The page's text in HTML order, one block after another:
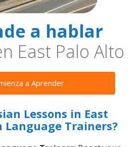
a hablar
East Palo Alto
a Aprender
Lessons in East
Language Trainers?